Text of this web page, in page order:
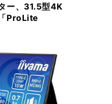
ー、31.5型4K
ProLite
」